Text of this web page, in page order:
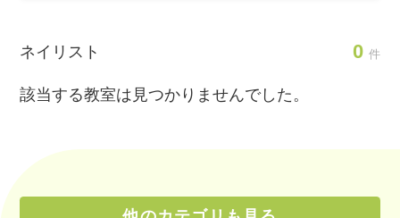
ネイリスト 0 件
該当する教室は見つかりませんでした。